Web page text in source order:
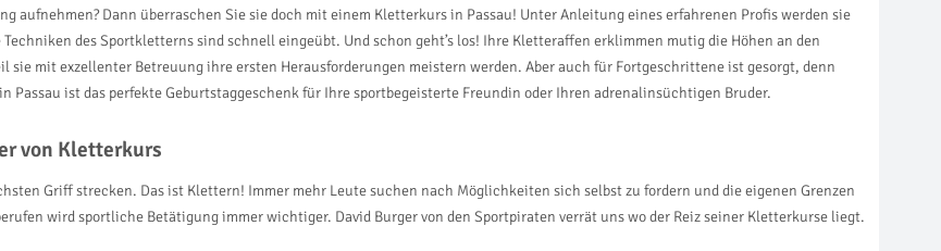
aufnehmen? Dann überraschen Sie sie doch mit einem Kletterkurs in Passau! Unter Anleitung eines erfahrenen Profis werden sie
des Sportkletterns sind schnell eingeübt. Und schon geht’s los! Ihre Kletteraffen erklimmen mutig die Höhen an den
mit exzellenter Betreuung ihre ersten Herausforderungen meistern werden. Aber auch für Fortgeschrittene ist gesorgt, denn
ist das perfekte Geburtstaggeschenk für Ihre sportbegeisterte Freundin oder Ihren adrenalinsüchtigen Bruder.
von Kletterkurs
Griff strecken. Das ist Klettern! Immer mehr Leute suchen nach Möglichkeiten sich selbst zu fordern und die eigenen Grenzen
wird sportliche Betätigung immer wichtiger. David Burger von den Sportpiraten verrät uns wo der Reiz seiner Kletterkurse liegt.